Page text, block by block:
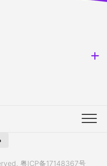
粤ICP备17148367号